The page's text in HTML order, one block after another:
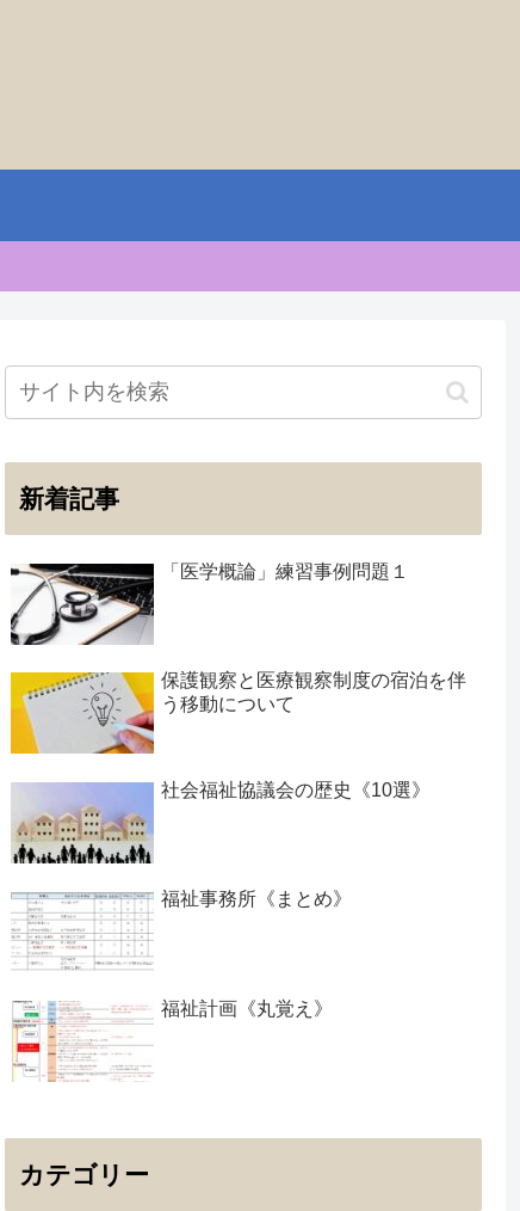
新着記事
「医学概論」練習事例問題１
保護観察と医療観察制度の宿泊を伴
う移動について
社会福祉協議会の歴史《10選》
福祉事務所《まとめ》
福祉計画《丸覚え》
カテゴリー